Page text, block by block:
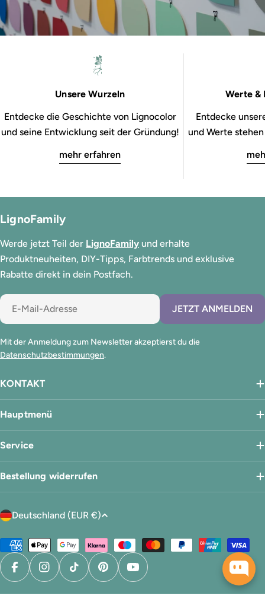
Unsere Wurzeln
Entdecke die Geschichte von Lignocolor
und seine Entwicklung seit der Gründung!
mehr erfahren
Werte &
Entdecke
und Werte
KONTAKT
Hauptmenü
Service
LignoFamily
Werde jetzt Teil der LignoFamily und erhalte
Produktneuheiten, DIY-Tipps, Farbtrends und exklusive
Rabatte direkt in dein Postfach.
E-
Mail
JETZT ANMELDEN
Mit der Anmeldung zum Newsletter akzeptierst du die
Datenschutzbestimmungen.
Bestellung widerrufen
L
n
d
/
R
Deutschland (EUR €)
Zahlungsmethoden
FacebookInstagramTikTok PinterestYouTube